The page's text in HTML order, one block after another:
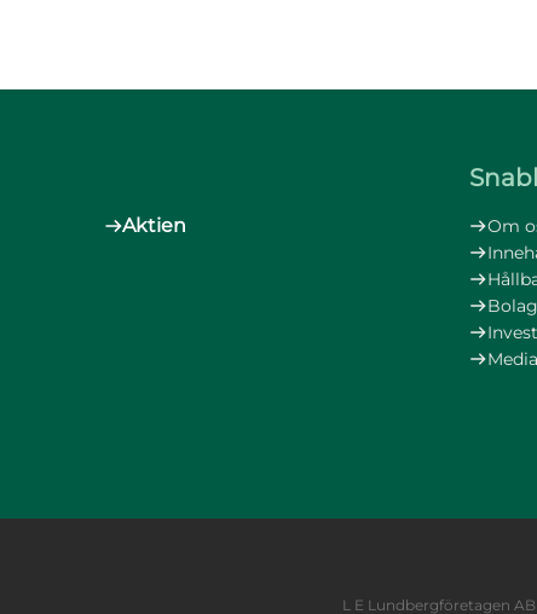
Aktien
Om
Media
L E Lundbergföretagen